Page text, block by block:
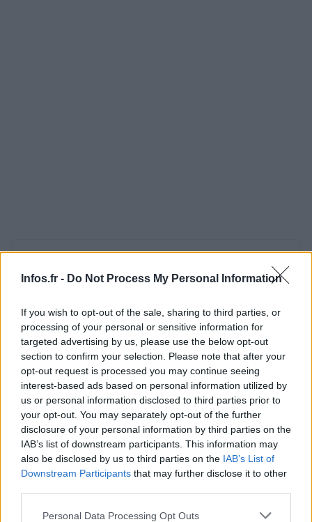
Infos.fr - Do Not Process My Personal Information
If you wish to opt-out of the sale, sharing to third parties, or
processing of your personal or sensitive information for
targeted advertising by us, please use the below opt-out
section to confirm your selection. Please note that after your
opt-out request is processed you may continue seeing
interest-based ads based on personal information utilized by
us or personal information disclosed to third parties prior to
your opt-out. You may separately opt-out of the further
disclosure of your personal information by third parties on the
IAB’s list of downstream participants. This information may
also be disclosed by us to third parties on the IAB’s List of
Downstream Participants that may further disclose it to other
Please note that this website/app uses one or more Google
Personal Data Processing Opt Outs
Infos.fr Unit